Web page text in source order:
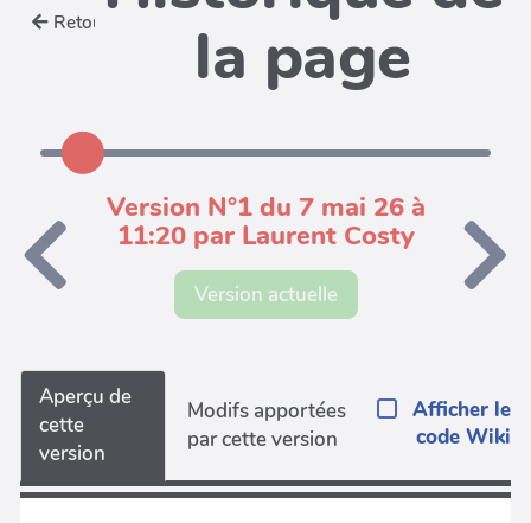
Retour la page
Version N°1 du 7 mai 26 à
11:20 par Laurent Costy
Version actuelle
Aperçu de
cette
version
Modifs apportées
par cette version
Afficher le
code Wiki